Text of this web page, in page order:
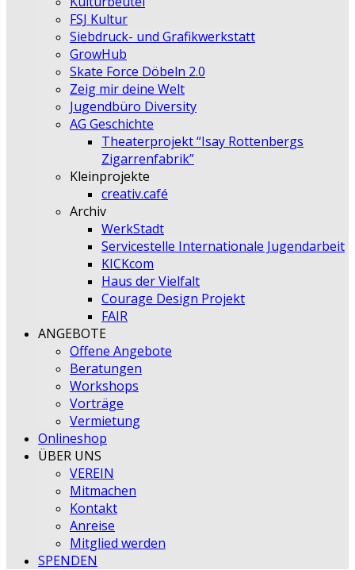
FSJ Kultur
Siebdruck- und Grafikwerkstatt
GrowHub
Skate Force Döbeln 2.0
Zeig mir deine Welt
Jugendbüro Diversity
AG Geschichte
Theaterprojekt “Isay Rottenbergs
Zigarrenfabrik”
Kleinprojekte
creativ.café
Archiv
WerkStadt
Servicestelle Internationale Jugendarbeit
KICKcom
Haus der Vielfalt
Courage Design Projekt
FAIR
ANGEBOTE
Offene Angebote
Beratungen
Workshops
Vorträge
Vermietung
Onlineshop
ÜBER UNS
VEREIN
Mitmachen
Kontakt
Anreise
Mitglied werden
SPENDEN